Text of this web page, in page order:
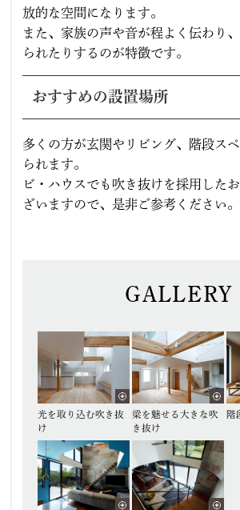
放的な空間になります。
また、家族の声や音が程よく伝わり
られたりするのが特徴です。
おすすめの設置場所
多くの方が玄関やリビング、階段ス
られます。
ビ・ハウスでも吹き抜けを採用した
ざいますので、是非ご参考ください。
GALLERY
光を取り込む吹き抜
け
梁を魅せる大きな吹
き抜け
階